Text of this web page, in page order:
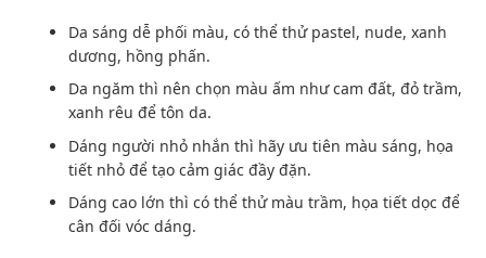
Da sáng dễ phối màu, có thể thử pastel, nude, xanh
dương, hồng phấn.
Da ngăm thì nên chọn màu ấm như cam đất, đỏ trầm,
xanh rêu để tôn da.
Dáng người nhỏ nhắn thì hãy ưu tiên màu sáng, họa
tiết nhỏ để tạo cảm giác đầy đặn.
Dáng cao lớn thì có thể thử màu trầm, họa tiết dọc để
cân đối vóc dáng.